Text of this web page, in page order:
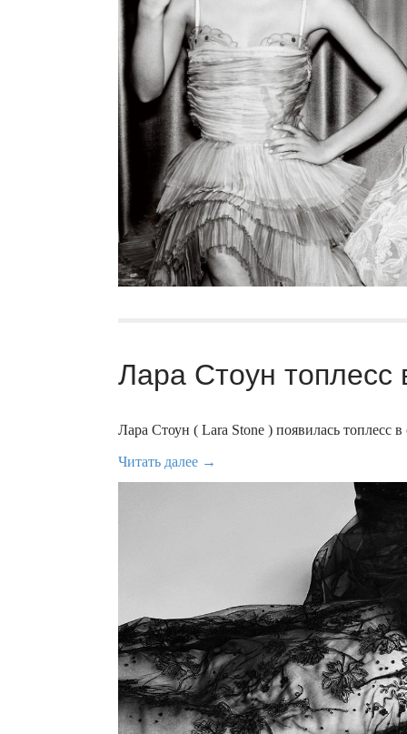
Лара Стоун
Лара Стоун ( Lara Stone ) появилась топлесс
Читать далее →